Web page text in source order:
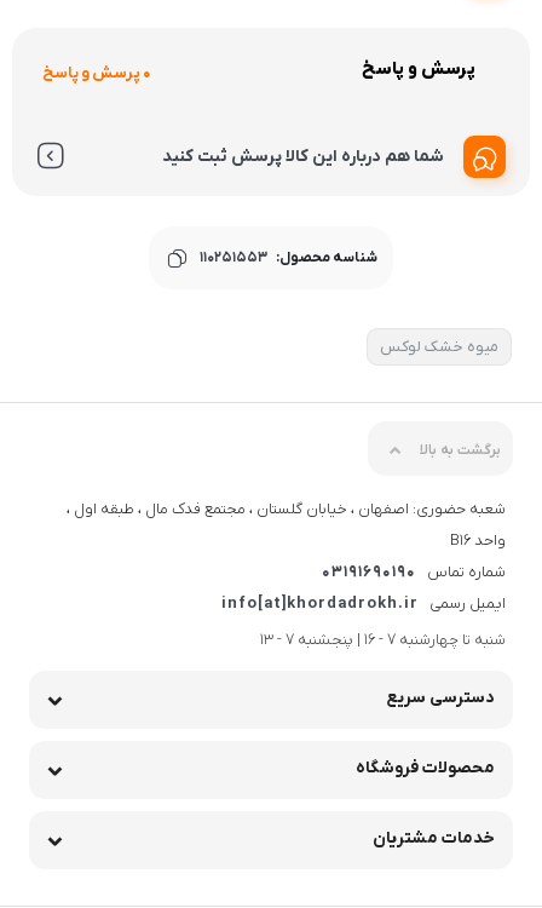
پرسش و پاسخ 0 پرسش و پاسخ
شما هم درباره این کالا پرسش ثبت کنید
شناسه محصول: 110251553
میوه خشک لوکس
برگشت به بالا
شعبه حضوری: اصفهان ، خیابان گلستان ، مجتمع فدک مال ، طبقه اول ،
واحد B16
شماره تماس
03191690190
ایمیل رسمی
info[at]khordadrokh.ir
شنبه تا چهارشنبه 7 - 16 | پنجشنبه 7 - 13
دسترسی سریع
محصولات فروشگاه
خدمات مشتریان